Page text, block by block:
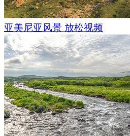
亚美尼亚风景 放松视频